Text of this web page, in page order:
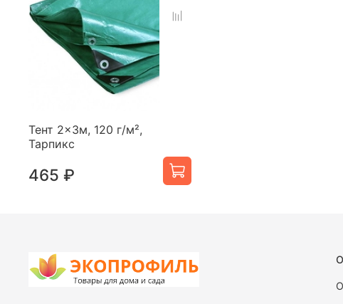
Тент 2×3м, 120 г/м²,
Тарпикс
465 ₽